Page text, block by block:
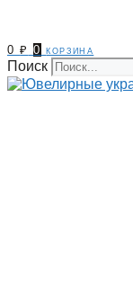
0₽ 0 корзина
Поиск